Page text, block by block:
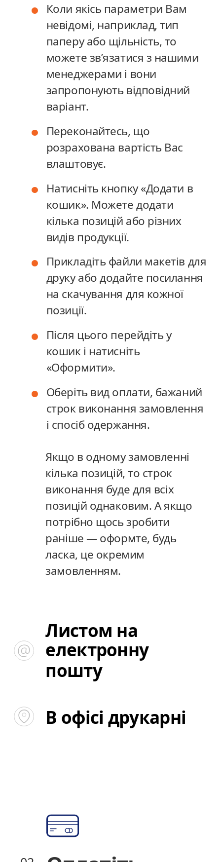
Коли якісь параметри Вам
невідомі, наприклад, тип
паперу або щільність, то
можете зв’язатися з нашими
менеджерами і вони
запропонують відповідний
варіант.
Переконайтесь, що
розрахована вартість Вас
влаштовує.
Натисніть кнопку «Додати в
кошик». Можете додати
кілька позицій або різних
видів продукції.
Прикладіть файли макетів для
друку або додайте посилання
на скачування для кожної
позиції.
Після цього перейдіть у
кошик і натисніть
«Оформити».
Оберіть вид оплати, бажаний
строк виконання замовлення
і спосіб одержання.
Якщо в одному замовленні
кілька позицій, то строк
виконання буде для всіх
позицій однаковим. А якщо
потрібно щось зробити
раніше — оформте, будь
ласка, це окремим
замовленням.
Листом на
електронну
пошту
В офісі друкарні
Коли якісь параметри Вам
невідомі, наприклад, тип
паперу або щільність, то
можете зв’язатися з нашими
менеджерами і вони
запропонують відповідний
варіант.
Переконайтесь, що
розрахована вартість Вас
влаштовує.
Натисніть кнопку «Додати в
кошик». Можете додати
кілька позицій або різних
видів продукції.
Прикладіть файли макетів для
друку або додайте посилання
на скачування для кожної
позиції.
Після цього перейдіть у
кошик і натисніть
«Оформити».
Оберіть вид оплати, бажаний
строк виконання замовлення
і спосіб одержання.
Якщо в одному замовленні
кілька позицій, то строк
виконання буде для всіх
позицій однаковим. А якщо
потрібно щось зробити
раніше — оформте, будь
ласка, це окремим
замовленням.
Листом на
електронну
пошту
В офісі друкарні